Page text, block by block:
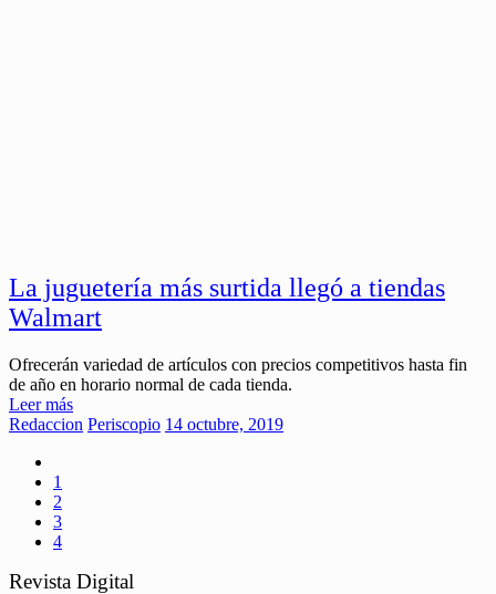
La juguetería más surtida llegó a tiendas
Walmart
Ofrecerán variedad de artículos con precios competitivos hasta fin
de año en horario normal de cada tienda.
Leer más
Redaccion Periscopio 14 octubre, 2019
1
2
3
4
Revista Digital